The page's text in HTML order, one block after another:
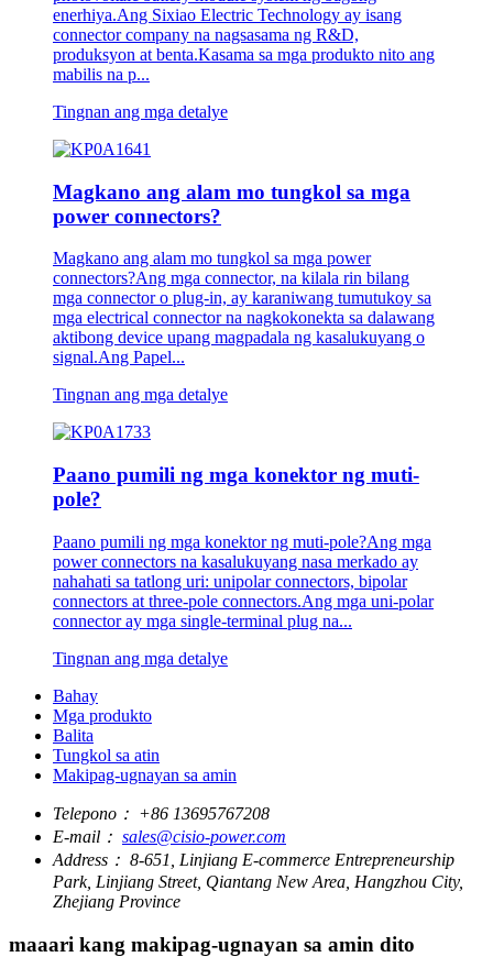
enerhiya.Ang Sixiao Electric Technology ay isang
connector company na nagsasama ng R&D,
produksyon at benta.Kasama sa mga produkto nito ang
mabilis na p...
Tingnan ang mga detalye
Magkano ang alam mo tungkol sa mga
power connectors?
Magkano ang alam mo tungkol sa mga power
connectors?Ang mga connector, na kilala rin bilang
mga connector o plug-in, ay karaniwang tumutukoy sa
mga electrical connector na nagkokonekta sa dalawang
aktibong device upang magpadala ng kasalukuyang o
signal.Ang Papel...
Tingnan ang mga detalye
Paano pumili ng mga konektor ng muti-
pole?
Paano pumili ng mga konektor ng muti-pole?Ang mga
power connectors na kasalukuyang nasa merkado ay
nahahati sa tatlong uri: unipolar connectors, bipolar
connectors at three-pole connectors.Ang mga uni-polar
connector ay mga single-terminal plug na...
Tingnan ang mga detalye
Bahay
Mga produkto
Balita
Tungkol sa atin
Makipag-ugnayan sa amin
Telepono： +86 13695767208
E-mail： sales@cisio-power.com
Address： 8-651, Linjiang E-commerce Entrepreneurship
Park, Linjiang Street, Qiantang New Area, Hangzhou City,
Zhejiang Province
maaari kang makipag-ugnayan sa amin dito